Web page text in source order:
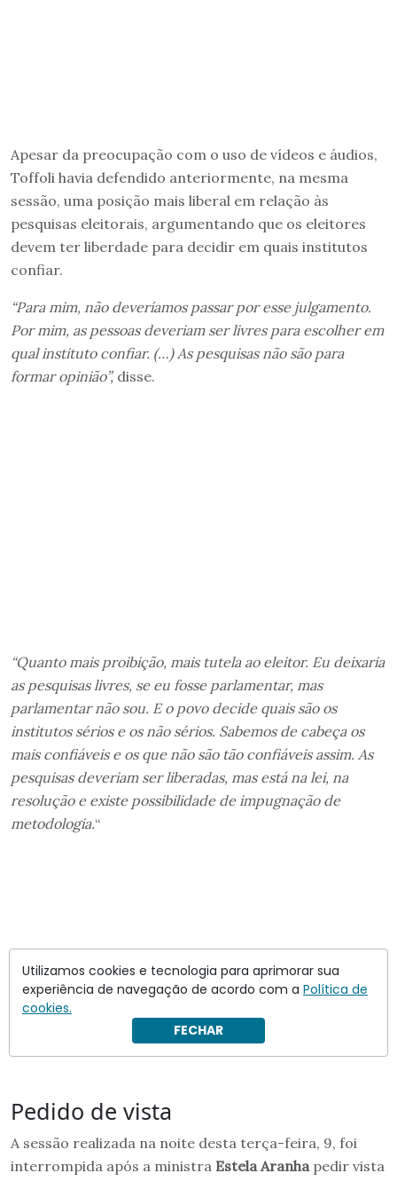
Apesar da preocupação com o uso de vídeos e áudios,
Toffoli havia defendido anteriormente, na mesma
sessão, uma posição mais liberal em relação às
pesquisas eleitorais, argumentando que os eleitores
devem ter liberdade para decidir em quais institutos
confiar.
“Para mim, não deveríamos passar por esse julgamento.
Por mim, as pessoas deveriam ser livres para escolher em
qual instituto confiar. (…) As pesquisas não são para
formar opinião”, disse.
“Quanto mais proibição, mais tutela ao eleitor. Eu deixaria
as pesquisas livres, se eu fosse parlamentar, mas
parlamentar não sou. E o povo decide quais são os
institutos sérios e os não sérios. Sabemos de cabeça os
mais confiáveis e os que não são tão confiáveis assim. As
pesquisas deveriam ser liberadas, mas está na lei, na
resolução e existe possibilidade de impugnação de
metodologia.“
Pedido de vista
A sessão realizada na noite desta terça-feira, 9, foi
interrompida após a ministra Estela Aranha pedir vista
Utilizamos cookies e tecnologia para aprimorar sua
experiência de navegação de acordo com a Política de
cookies.
FECHAR